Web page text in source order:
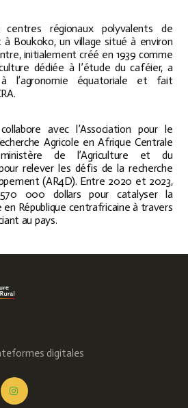
centres régionaux polyvalents de
Boukoko, un village situé à environ
initialement créé en 1939 comme
dédiée à l’étude du caféier, a
l’agronomie équatoriale et fait
avec l’Association pour le
Agricole en Afrique Centrale
de l’Agriculture et du
relever les défis de la recherche
(AR4D). Entre 2020 et 2023,
000 dollars pour catalyser la
République centrafricaine à travers
au pays.
digitales